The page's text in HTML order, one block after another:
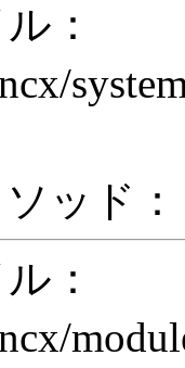
：
ッド：
：